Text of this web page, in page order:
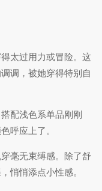
太过用力或冒险。这
调，被她穿得特别自
配浅色系单品刚刚
呼应上了。
毫无束缚感。除了舒
悄悄添点小性感。